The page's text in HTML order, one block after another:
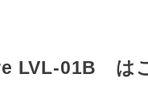
LVL-01B は